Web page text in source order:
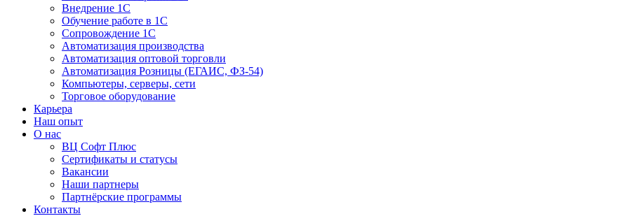
Внедрение 1С
Обучение работе в 1С
Сопровождение 1С
Автоматизация производства
Автоматизация оптовой торговли
Автоматизация Розницы (ЕГАИС, ФЗ-54)
Компьютеры, серверы, сети
Торговое оборудование
Карьера
Наш опыт
О нас
ВЦ Софт Плюс
Сертификаты и статусы
Вакансии
Наши партнеры
Партнёрские программы
Контакты